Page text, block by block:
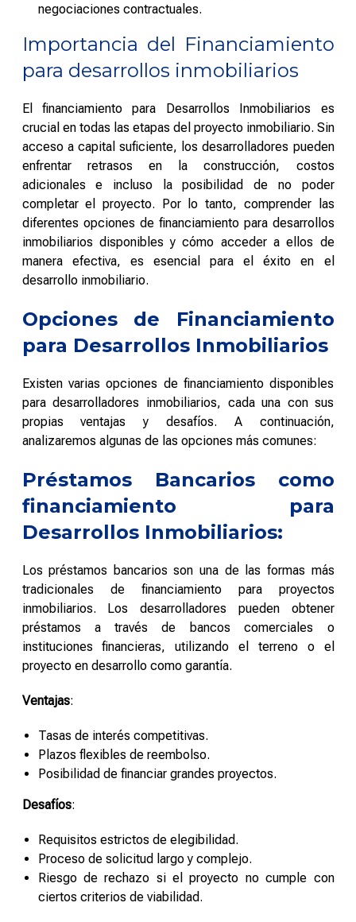
negociaciones contractuales.
Importancia del Financiamiento
para desarrollos inmobiliarios
El financiamiento para Desarrollos Inmobiliarios es
crucial en todas las etapas del proyecto inmobiliario. Sin
acceso a capital suficiente, los desarrolladores pueden
enfrentar retrasos en la construcción, costos
adicionales e incluso la posibilidad de no poder
completar el proyecto. Por lo tanto, comprender las
diferentes opciones de financiamiento para desarrollos
inmobiliarios disponibles y cómo acceder a ellos de
manera efectiva, es esencial para el éxito en el
desarrollo inmobiliario.
Opciones de Financiamiento
para Desarrollos Inmobiliarios
Existen varias opciones de financiamiento disponibles
para desarrolladores inmobiliarios, cada una con sus
propias ventajas y desafíos. A continuación,
analizaremos algunas de las opciones más comunes:
Préstamos Bancarios como
financiamiento para
Desarrollos Inmobiliarios:
Los préstamos bancarios son una de las formas más
tradicionales de financiamiento para proyectos
inmobiliarios. Los desarrolladores pueden obtener
préstamos a través de bancos comerciales o
instituciones financieras, utilizando el terreno o el
proyecto en desarrollo como garantía.
Ventajas:
Tasas de interés competitivas.
Plazos flexibles de reembolso.
Posibilidad de financiar grandes proyectos.
Desafíos:
Requisitos estrictos de elegibilidad.
Proceso de solicitud largo y complejo.
Riesgo de rechazo si el proyecto no cumple con
ciertos criterios de viabilidad.